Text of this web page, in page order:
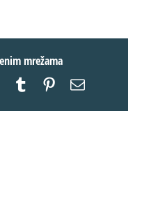
mrežama
TumblrPinterestEmail: